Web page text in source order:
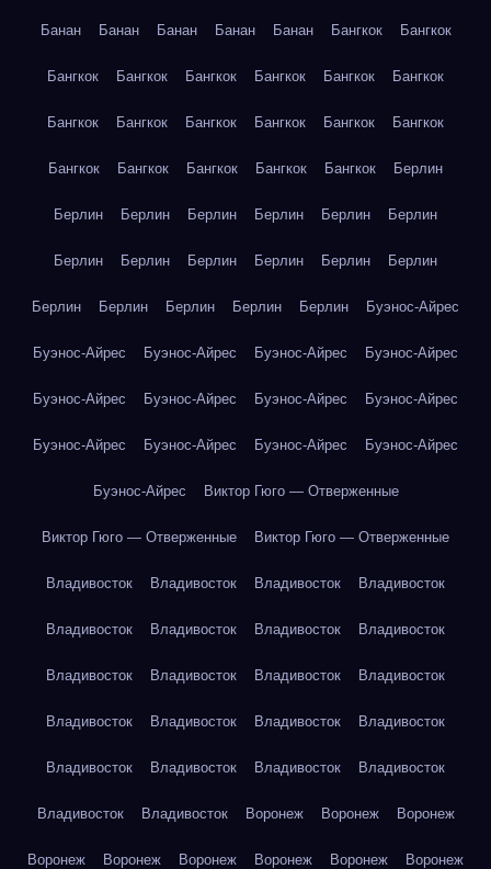
Банан Банан Банан Банан Банан Бангкок Бангкок
Бангкок Бангкок Бангкок Бангкок Бангкок Бангкок
Бангкок Бангкок Бангкок Бангкок Бангкок Бангкок
Бангкок Бангкок Бангкок Бангкок Бангкок Берлин
Берлин Берлин Берлин Берлин Берлин Берлин
Берлин Берлин Берлин Берлин Берлин Берлин
Берлин Берлин Берлин Берлин Берлин Буэнос-Айрес
Буэнос-Айрес Буэнос-Айрес Буэнос-Айрес Буэнос-Айрес
Буэнос-Айрес Буэнос-Айрес Буэнос-Айрес Буэнос-Айрес
Буэнос-Айрес Буэнос-Айрес Буэнос-Айрес Буэнос-Айрес
Буэнос-Айрес Виктор Гюго — Отверженные
Виктор Гюго — Отверженные Виктор Гюго — Отверженные
Владивосток Владивосток Владивосток Владивосток
Владивосток Владивосток Владивосток Владивосток
Владивосток Владивосток Владивосток Владивосток
Владивосток Владивосток Владивосток Владивосток
Владивосток Владивосток Владивосток Владивосток
Владивосток Владивосток Воронеж Воронеж Воронеж
Воронеж Воронеж Воронеж Воронеж Воронеж Воронеж